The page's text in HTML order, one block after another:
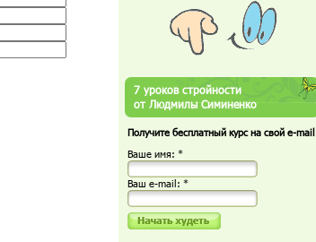
7 уроков стройности
от Людмилы Симиненко
Получите бесплатный курс на свой e-mail
Ваше имя: *
Ваш е-mail: *